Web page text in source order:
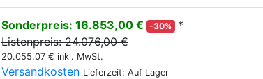
Sonderpreis: 16.853,00 € -30%
*
Listenpreis: 24.076,00 €
20.055,07 € inkl. MwSt.
Versandkosten Lieferzeit: Auf Lager